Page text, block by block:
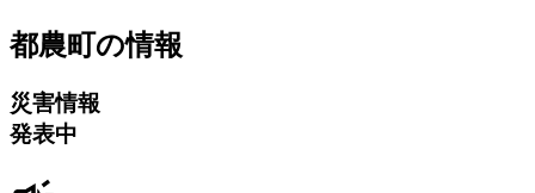
都農町の情報
災害情報
発表中